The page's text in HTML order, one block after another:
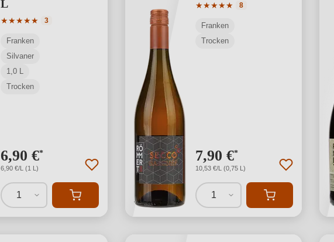
L
★★★★★
Durchschnittliche Bewertung von 5 von 5 Sternen
3
Franken
Silvaner
1,0 L
Trocken
6,90 €*
6,90 €/L (1 L)
1
★★★★★
Durchschnittliche Bewertung
8
Franken
Trocken
7,90 €*
10,53 €/L (0,75 L)
1